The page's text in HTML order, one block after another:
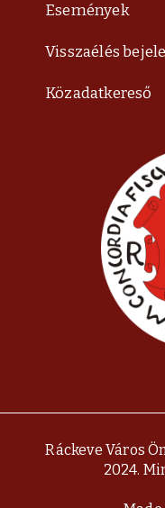
Események
Visszaélés
Közadatkereső
Ráckeve Város
2024.